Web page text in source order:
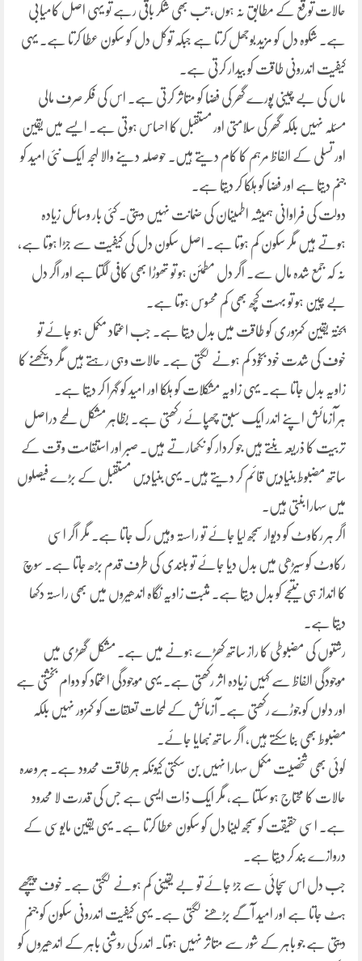
حالات توقع کے مطابق نہ ہوں، تب بھی شکر باقی رہے تو یہی اصل کامیابی
ہے۔ شکوہ دل کو مزید بوجھل کرتا ہے جبکہ توکل دل کو سکون عطا کرتا ہے۔ یہی
کیفیت اندرونی طاقت کو بیدار کرتی ہے۔
ماں کی بے چینی پورے گھر کی فضا کو متاثر کرتی ہے۔ اس کی فکر صرف مالی
مسئلہ نہیں بلکہ گھر کی سلامتی اور مستقبل کا احساس ہوتی ہے۔ ایسے میں یقین
اور تسلی کے الفاظ مرہم کا کام دیتے ہیں۔ حوصلہ دینے والا لہجہ ایک نئی امید کو
جنم دیتا ہے اور فضا کو ہلکا کر دیتا ہے۔
دولت کی فراوانی ہمیشہ اطمینان کی ضمانت نہیں دیتی۔ کئی بار وسائل زیادہ
ہوتے ہیں مگر سکون کم ہوتا ہے۔ اصل سکون دل کی کیفیت سے جڑا ہوتا ہے،
نہ کہ جمع شدہ مال سے۔ اگر دل مطمئن ہو تو تھوڑا بھی کافی لگتا ہے اور اگر دل
بے چین ہو تو بہت کچھ بھی کم محسوس ہوتا ہے۔
پختہ یقین کمزوری کو طاقت میں بدل دیتا ہے۔ جب اعتماد مکمل ہو جائے تو
خوف کی شدت خود بخود کم ہونے لگتی ہے۔ حالات وہی رہتے ہیں مگر دیکھنے کا
زاویہ بدل جاتا ہے۔ یہی زاویہ مشکلات کو ہلکا اور امید کو گہرا کر دیتا ہے۔
ہر آزمائش اپنے اندر ایک سبق چھپائے رکھتی ہے۔ بظاہر مشکل لمحے دراصل
تربیت کا ذریعہ بنتے ہیں جو کردار کو نکھارتے ہیں۔ صبر اور استقامت وقت کے
ساتھ مضبوط بنیادیں قائم کر دیتے ہیں۔ یہی بنیادیں مستقبل کے بڑے فیصلوں
میں سہارا بنتی ہیں۔
اگر ہر رکاوٹ کو دیوار سمجھ لیا جائے تو راستہ وہیں رک جاتا ہے۔ مگر اگر اسی
رکاوٹ کو سیڑھی میں بدل دیا جائے تو بلندی کی طرف قدم بڑھ جاتا ہے۔ سوچ
کا انداز ہی نتیجے کو بدل دیتا ہے۔ مثبت زاویہ نگاہ اندھیروں میں بھی راستہ دکھا
دیتا ہے۔
رشتوں کی مضبوطی کا راز ساتھ کھڑے ہونے میں ہے۔ مشکل گھڑی میں
موجودگی الفاظ سے کہیں زیادہ اثر رکھتی ہے۔ یہی موجودگی اعتماد کو دوام بخشتی ہے
اور دلوں کو جوڑے رکھتی ہے۔ آزمائش کے لمحات تعلقات کو کمزور نہیں بلکہ
مضبوط بھی بنا سکتے ہیں، اگر ساتھ نبھایا جائے۔
کوئی بھی شخصیت مکمل سہارا نہیں بن سکتی کیونکہ ہر طاقت محدود ہے۔ ہر وعدہ
حالات کا محتاج ہو سکتا ہے، مگر ایک ذات ایسی ہے جس کی قدرت لا محدود
ہے۔ اسی حقیقت کو سمجھ لینا دل کو سکون عطا کرتا ہے۔ یہی یقین مایوسی کے
دروازے بند کر دیتا ہے۔
جب دل اس سچائی سے جڑ جائے تو بے یقینی کم ہونے لگتی ہے۔ خوف پیچھے
ہٹ جاتا ہے اور امید آگے بڑھنے لگتی ہے۔ یہی کیفیت اندرونی سکون کو جنم
دیتی ہے جو باہر کے شور سے متاثر نہیں ہوتا۔ اندر کی روشنی باہر کے اندھیروں کو